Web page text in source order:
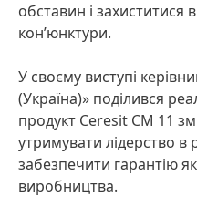
обставин і захиститися
кон’юнктури.
У своєму виступі
(Україна)» поділився
продукт Ceresit CM 11
утримувати лідерство в
забезпечити гарантію
виробництва.